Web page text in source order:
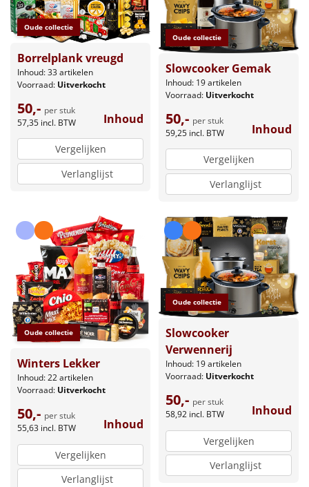
Oude collectie
Borrelplank vreugd
Inhoud: 33 artikelen
Voorraad: Uitverkocht
50,- per stuk
57,35 incl. BTW Inhoud
Vergelijken
Verlanglijst
Oude collectie
Slowcooker Gemak
Inhoud: 19 artikelen
Voorraad: Uitverkocht
50,- per stuk
59,25 incl. BTW Inhoud
Vergelijken
Verlanglijst
Oude collectie
Winters Lekker
Inhoud: 22 artikelen
Voorraad: Uitverkocht
50,- per stuk
55,63 incl. BTW Inhoud
Vergelijken
Verlanglijst
Oude collectie
Slowcooker
Verwennerij
Inhoud: 19 artikelen
Voorraad: Uitverkocht
50,- per stuk
58,92 incl. BTW Inhoud
Vergelijken
Verlanglijst